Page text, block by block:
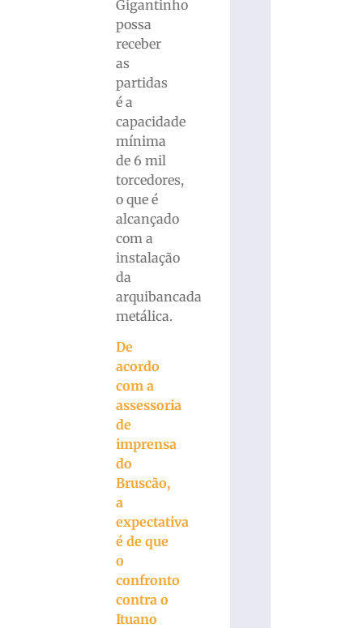
Gigantinho
possa
receber
as
partidas
é a
capacidade
mínima
de 6 mil
torcedores,
o que é
alcançado
com a
instalação
da
arquibancada
metálica.
De
acordo
com a
assessoria
de
imprensa
do
Bruscão,
a
expectativa
é de que
o
confronto
contra o
Ituano